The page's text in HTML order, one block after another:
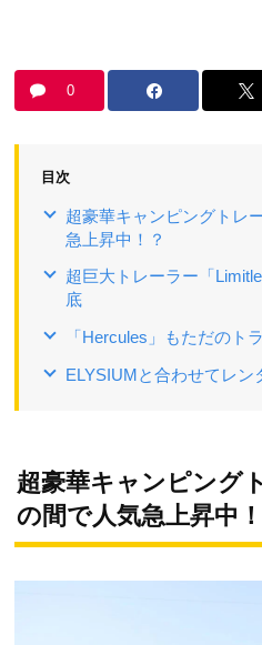
0
目次
超豪華キャンピングトレ
急上昇中！？
超巨大トレーラー「
底
「Hercules」もただの
ELYSIUMと合わせてレン
超豪華キャンピング
の間で人気急上昇中